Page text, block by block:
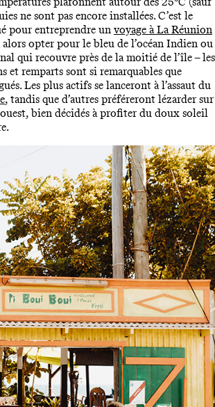
ne sont pas encore installées. C’est le
pour entreprendre un voyage à La Réunion
opter pour le bleu de l’océan Indien ou
qui recouvre près de la moitié de l’île – les
et remparts sont si remarquables que
Les plus actifs se lanceront à l’assaut du
, tandis que d’autres préféreront lézarder sur
bien décidés à profiter du doux soleil